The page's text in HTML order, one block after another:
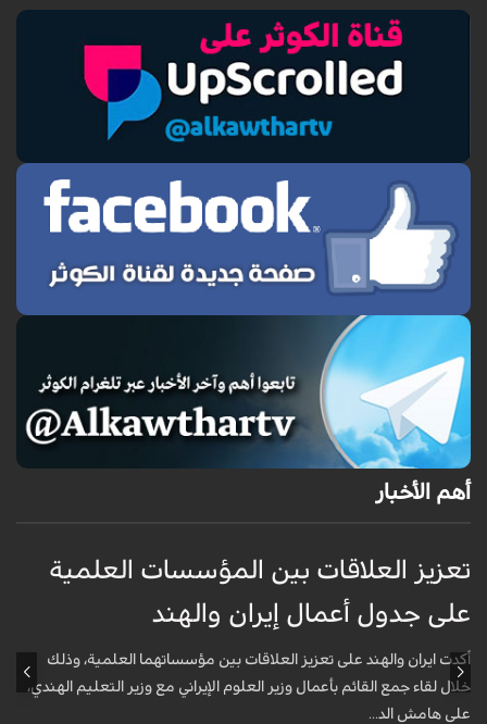
أهم الأخبار
تعزيز العلاقات بين المؤسسات العلمية
على جدول أعمال إيران والهند
أكدت ايران والهند على تعزيز العلاقات بين مؤسساتهما العلمية، وذلك
خلال لقاء جمع القائم بأعمال وزير العلوم الإيراني مع وزير التعليم الهندي،
على هامش الد...